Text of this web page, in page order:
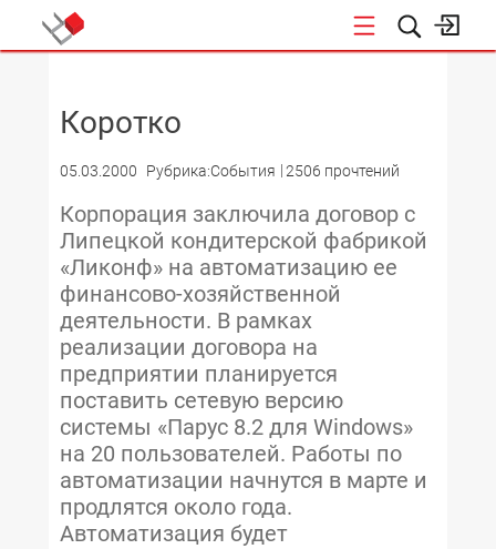
Коротко
05.03.2000 Рубрика:События 2506 прочтений
Корпорация заключила договор с
Липецкой кондитерской фабрикой
«Ликонф» на автоматизацию ее
финансово-хозяйственной
деятельности. В рамках
реализации договора на
предприятии планируется
поставить сетевую версию
системы «Парус 8.2 для Windows»
на 20 пользователей. Работы по
автоматизации начнутся в марте и
продлятся около года.
Автоматизация будет